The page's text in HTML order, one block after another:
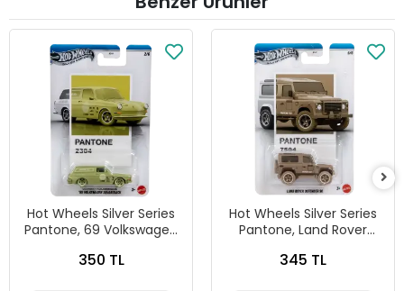
Hot Wheels Silver Series
Pantone, 69 Volkswagen
350 TL
Hot Wheels Silver Series
Pantone, Land Rover
345 TL